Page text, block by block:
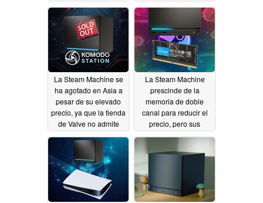
06/27/2026 06/27/2026
La Steam Machine se
ha agotado en Asia a
pesar de su elevado
precio, ya que la tienda
de Valve no admite
06/24/2026
La Steam Machine
prescinde de la
memoria de doble
canal para reducir el
precio, pero sus
limitan el rendimiento
06/23/2026